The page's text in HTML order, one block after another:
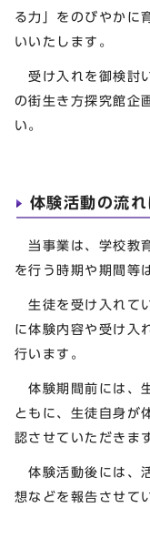
る力」をのびやかに
いいたします。
受け入れを御検討
の街生き方探究館企
い。
体験活動の流れ
当事業は、学校教
を行う時期や期間等
生徒を受け入れて
に体験内容や受け入
行います。
体験期間前には、
ともに、生徒自身が
認させていただきま
体験活動後には、
想などを報告させて